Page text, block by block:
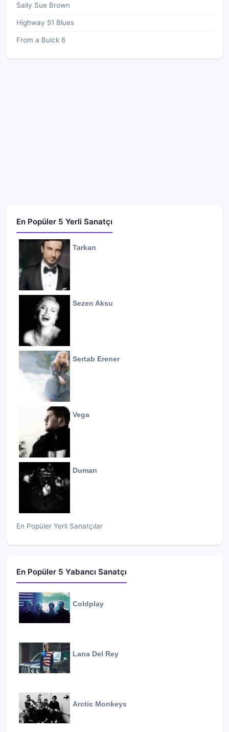
Sally Sue Brown
Highway 51 Blues
From a Buick 6
En Popüler 5 Yerli Sanatçı
Tarkan
Sezen Aksu
Sertab Erener
Vega
Duman
En Popüler Yerli Sanatçılar
En Popüler 5 Yabancı Sanatçı
Coldplay
Lana Del Rey
Arctic Monkeys